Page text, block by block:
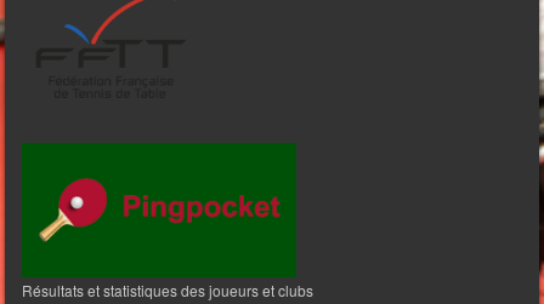
Résultats et statistiques des joueurs et clubs